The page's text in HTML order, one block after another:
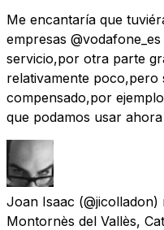
Me encantaría que
empresas
servicio,por otra parte
relativamente poco,pero
compensado,por
que podamos usar ahora
Joan Isaac
Montornès del Vallès,